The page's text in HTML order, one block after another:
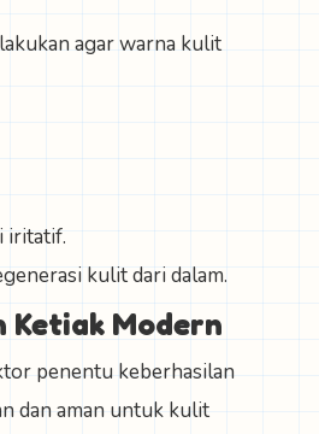
agar warna kulit
iritatif.
kulit dari dalam.
Ketiak Modern
penentu keberhasilan
dan aman untuk kulit